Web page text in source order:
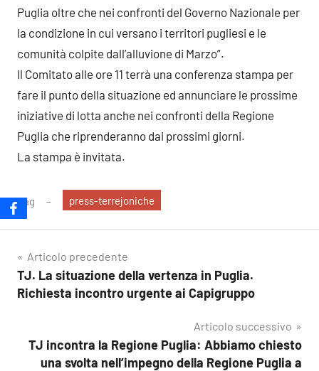
Puglia oltre che nei confronti del Governo Nazionale per
la condizione in cui versano i territori pugliesi e le
comunità colpite dall’alluvione di Marzo”.
Il Comitato alle ore 11 terrà una conferenza stampa per
fare il punto della situazione ed annunciare le prossime
iniziative di lotta anche nei confronti della Regione
Puglia che riprenderanno dai prossimi giorni.
La stampa è invitata.
Tag press-terrejoniche
Navigazione
articoli
Articolo precedente
TJ. La situazione della vertenza in Puglia.
Richiesta incontro urgente ai Capigruppo
Articolo successivo
TJ incontra la Regione Puglia: Abbiamo chiesto
una svolta nell’impegno della Regione Puglia a